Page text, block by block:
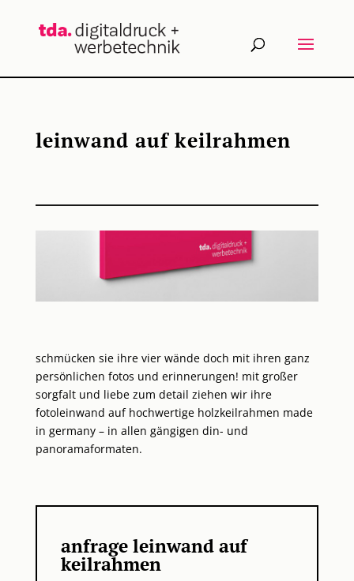
leinwand auf keilrahmen
schmücken sie ihre vier wände doch mit ihren ganz
persönlichen fotos und erinnerungen! mit großer
sorgfalt und liebe zum detail ziehen wir ihre
fotoleinwand auf hochwertige holzkeilrahmen made
in germany – in allen gängigen din- und
panoramaformaten.
anfrage leinwand auf
keilrahmen